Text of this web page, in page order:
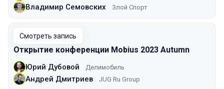
Владимир Семовских Злой Спорт
Смотреть запись
Открытие конференции Mobius 2023 Autumn
Юрий Дубовой Делимобиль
Андрей Дмитриев JUG Ru Group